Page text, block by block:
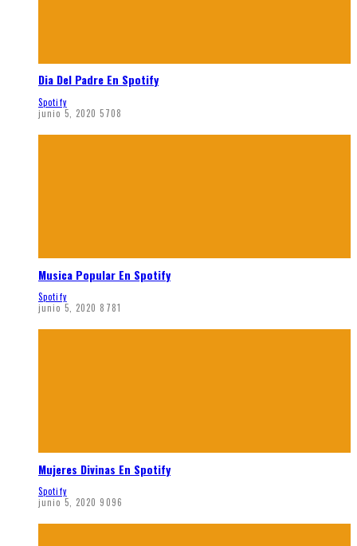
Dia Del Padre En Spotify
Spotify
junio 5, 2020 5708
Musica Popular En Spotify
Spotify
junio 5, 2020 8781
Mujeres Divinas En Spotify
Spotify
junio 5, 2020 9096